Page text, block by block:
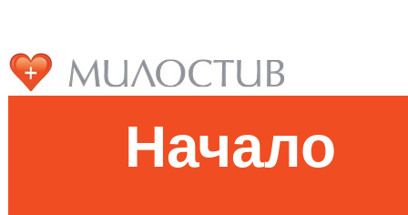
Начало